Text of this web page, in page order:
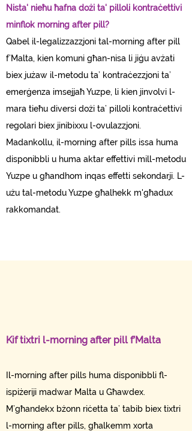
Nista' nieħu ħafna dożi ta' pilloli kontraċettivi
minflok morning after pill?
Qabel il-legalizzazzjoni tal-morning after pill
f’Malta, kien komuni għan-nisa li jiġu avżati
biex jużaw il-metodu ta’ kontraċezzjoni ta’
emerġenza imsejjaħ Yuzpe, li kien jinvolvi l-
mara tieħu diversi dożi ta’ pilloli kontraċettivi
regolari biex jinibixxu l-ovulazzjoni.
Madankollu, il-morning after pills issa huma
disponibbli u huma aktar effettivi mill-metodu
Yuzpe u għandhom inqas effetti sekondarji. L-
użu tal-metodu Yuzpe għalhekk m'għadux
rakkomandat.
Kif tixtri l-morning after pill f’Malta
Il-morning after pills huma disponibbli fl-
ispiżeriji madwar Malta u Għawdex.
M’għandekx bżonn riċetta ta’ tabib biex tixtri
l-morning after pills, għalkemm xorta